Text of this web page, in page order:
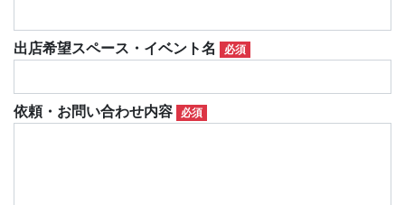
出店希望スペース・イベント名 必須
依頼・お問い合わせ内容 必須